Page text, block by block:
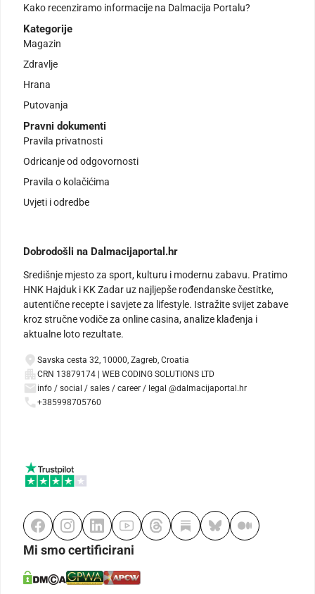
Kako recenziramo informacije na Dalmacija Portalu?
Kategorije
Magazin
Zdravlje
Hrana
Putovanja
Pravni dokumenti
Pravila privatnosti
Odricanje od odgovornosti
Pravila o kolačićima
Uvjeti i odredbe
Dobrodošli na Dalmacijaportal.hr
Središnje mjesto za sport, kulturu i modernu zabavu. Pratimo
HNK Hajduk i KK Zadar uz najljepše rođendanske čestitke,
autentične recepte i savjete za lifestyle. Istražite svijet zabave
kroz stručne vodiče za online casina, analize klađenja i
aktualne loto rezultate.
Savska cesta 32, 10000, Zagreb, Croatia
CRN 13879174 | WEB CODING SOLUTIONS LTD
info / social / sales / career / legal @dalmacijaportal.hr
+385998705760
Mi smo certificirani